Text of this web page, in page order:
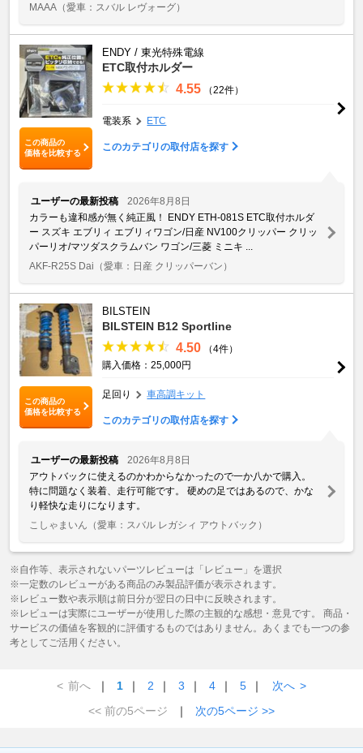
MAAA （愛車：スバル レヴォーグ）
この商品の
価格を比較する
ENDY / 東光特殊電線
ETC取付ホルダー
4.55 （22件）
電装系 ETC
このカテゴリの取付店を探す
ユーザーの最新投稿
2026年8月8日
カラーも違和感が無く純正風！ ENDY ETH-081S ETC取付ホルダ
ー スズキ エブリィ エブリィワゴン/日産 NV100クリッパー クリッ
パーリオ/マツダスクラムバン ワゴン/三菱 ミニキ ...
AKF-R25S Dai （愛車：日産 クリッパーバン）
この商品の
価格を比較する
BILSTEIN
BILSTEIN B12 Sportline
4.50
（4件）
購入価格：25,000円
足回り 車高調キット
このカテゴリの取付店を探す
ユーザーの最新投稿
2026年8月8日
アウトバックに使えるのかわからなかったので一か八かで購入。
特に問題なく装着、走行可能です。 硬めの足ではあるので、かな
り軽快な走りになります。
こしゃまいん （愛車：スバル レガシィ アウトバック）
※自作等、表示されないパーツレビューは「レビュー」を選択
※一定数のレビューがある商品のみ製品評価が表示されます。
※レビュー数や表示順は前日分が翌日の日中に反映されます。
※レビューは実際にユーザーが使用した際の主観的な感想・意見です。 商品・
サービスの価値を客観的に評価するものではありません。あくまでも一つの参
考としてご活用ください。
< 前へ ｜ 1 ｜ 2 ｜ 3 ｜ 4 ｜ 5 ｜ 次へ >
<< 前の5ページ
｜ 次の5ページ >>